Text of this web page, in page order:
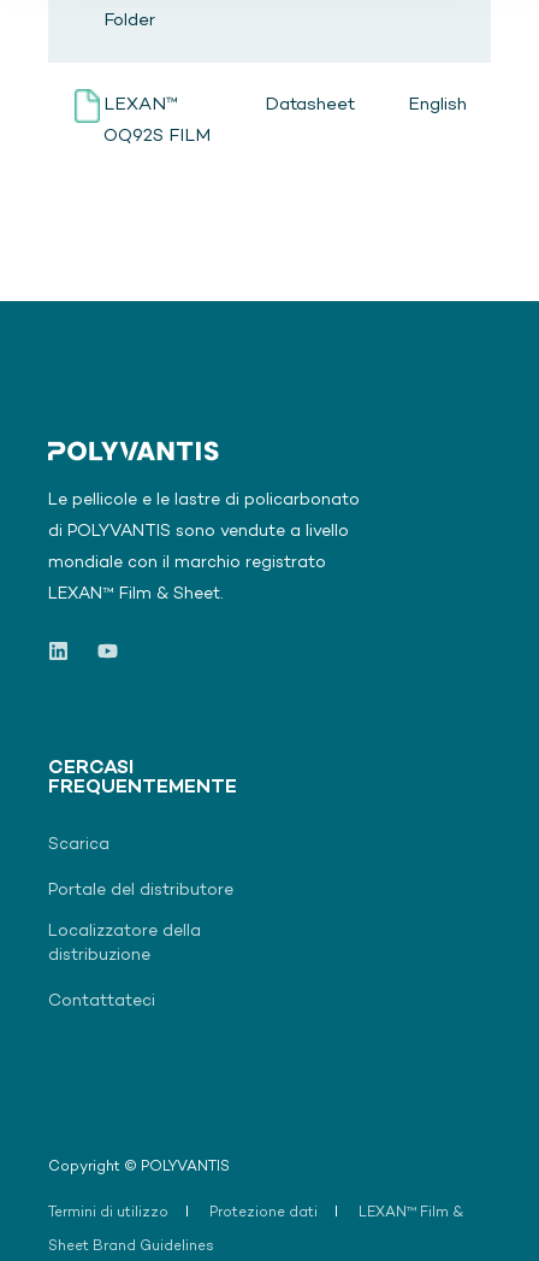
Folder
LEXAN™
OQ92S FILM
Datasheet English
Le pellicole e le lastre di policarbonato
di POLYVANTIS sono vendute a livello
mondiale con il marchio registrato
LEXAN™ Film & Sheet.
CERCASI
FREQUENTEMENTE
Scarica
Portale del distributore
Localizzatore della
distribuzione
Contattateci
Copyright © POLYVANTIS
Termini di utilizzo Protezione dati LEXAN™ Film &
Sheet Brand Guidelines